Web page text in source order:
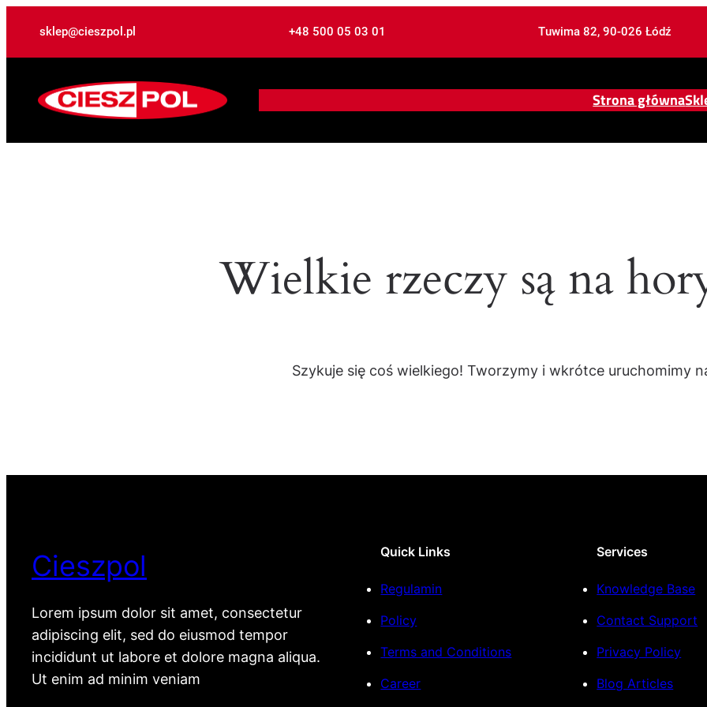
sklep@cieszpol.pl +48 500 05 03 01 Tuwima 82, 90-026 Łódź
Strona główna
Wielkie rzeczy są na
Szykuje się coś wielkiego! Tworzymy i wkrótce uruchomimy
Cieszpol
Lorem ipsum dolor sit amet, consectetur
adipiscing elit, sed do eiusmod tempor
incididunt ut labore et dolore magna aliqua.
Ut enim ad minim veniam
Quick Links
Regulamin
Policy
Terms and Conditions
Career
Services
Knowledge Base
Contact Support
Privacy Policy
Blog Articles